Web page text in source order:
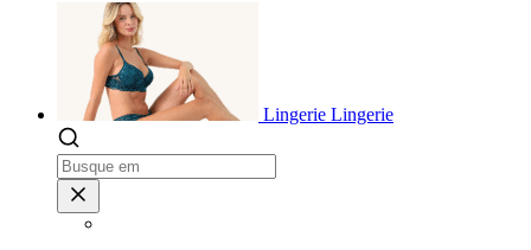
Lingerie Lingerie